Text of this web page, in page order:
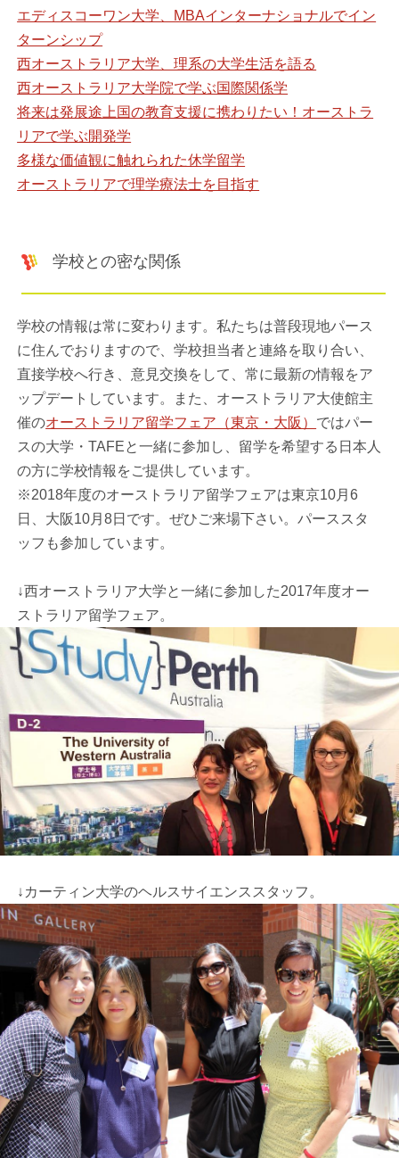
エディスコーワン大学、MBAインターナショナルでイン
ターンシップ
西オーストラリア大学、理系の大学生活を語る
西オーストラリア大学院で学ぶ国際関係学
将来は発展途上国の教育支援に携わりたい！オーストラ
リアで学ぶ開発学
多様な価値観に触れられた休学留学
オーストラリアで理学療法士を目指す
学校との密な関係
学校の情報は常に変わります。私たちは普段現地パース
に住んでおりますので、学校担当者と連絡を取り合い、
直接学校へ行き、意見交換をして、常に最新の情報をア
ップデートしています。また、オーストラリア大使館主
催のオーストラリア留学フェア（東京・大阪） ではパー
スの大学・TAFEと一緒に参加し、留学を希望する日本人
の方に学校情報をご提供しています。
※2018年度のオーストラリア留学フェアは東京10月6
日、大阪10月8日です。ぜひご来場下さい。パーススタ
ッフも参加しています。
↓西オーストラリア大学と一緒に参加した2017年度オー
ストラリア留学フェア。
↓カーティン大学のヘルスサイエンススタッフ。